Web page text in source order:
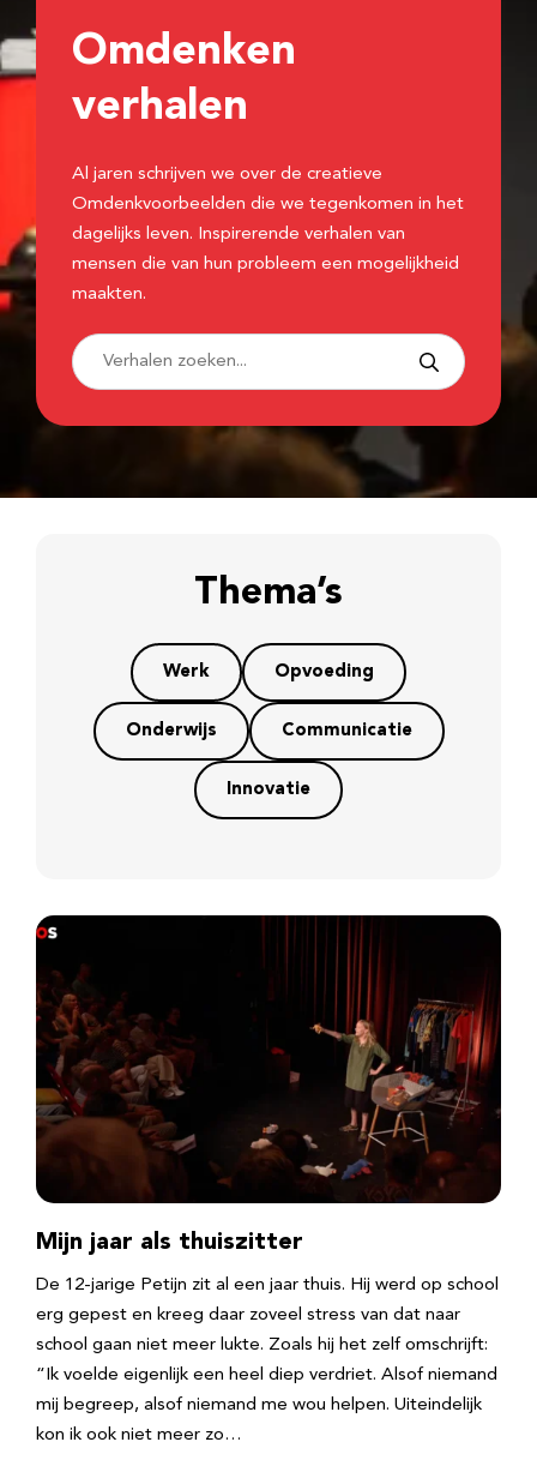
Omdenken
verhalen
Al jaren schrijven we over de creatieve
Omdenkvoorbeelden die we tegenkomen in het
dagelijks leven. Inspirerende verhalen van
mensen die van hun probleem een mogelijkheid
maakten.
Thema’s
Werk Opvoeding
Onderwijs Communicatie
Innovatie
Mijn jaar als thuiszitter
De 12-jarige Petijn zit al een jaar thuis. Hij werd op school
erg gepest en kreeg daar zoveel stress van dat naar
school gaan niet meer lukte. Zoals hij het zelf omschrijft:
“Ik voelde eigenlijk een heel diep verdriet. Alsof niemand
mij begreep, alsof niemand me wou helpen. Uiteindelijk
kon ik ook niet meer zo…